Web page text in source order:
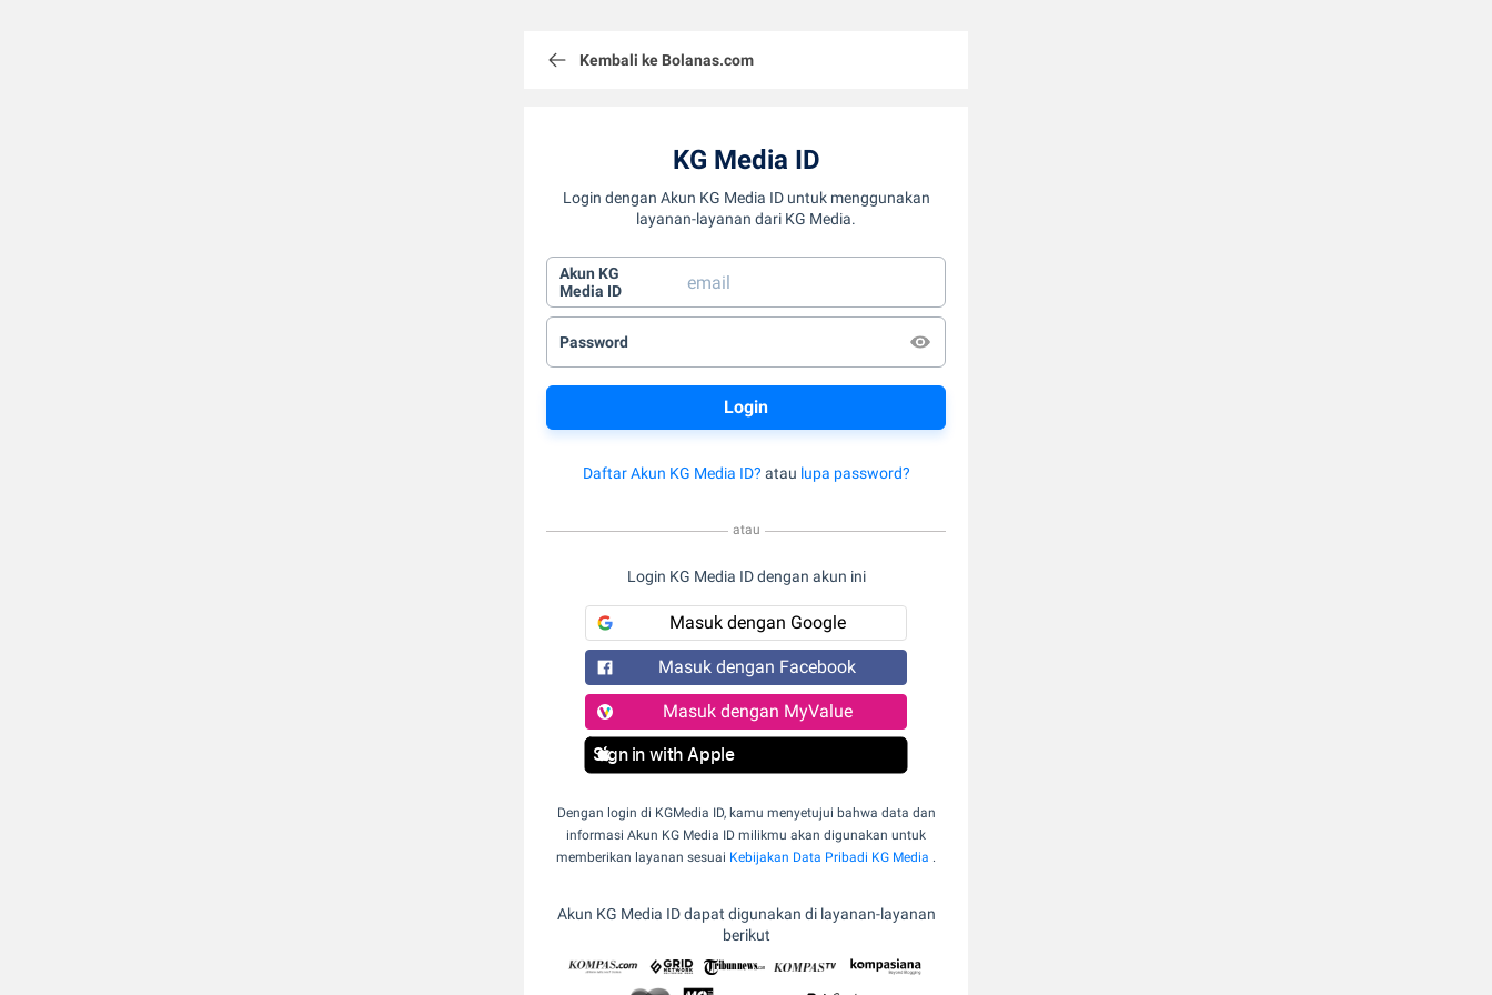
Kembali ke Bolanas.com
KG Media ID
Login dengan Akun KG Media ID untuk menggunakan
layanan-layanan dari KG Media.
Akun KG
Media ID
Password
Daftar Akun KG Media ID? atau lupa password?
atau
Login KG Media ID dengan akun ini
Masuk dengan Google
Masuk dengan Facebook
Masuk dengan MyValue
Sign in with Apple
Dengan login di KGMedia ID, kamu menyetujui bahwa data dan
informasi Akun KG Media ID milikmu akan digunakan untuk
memberikan layanan sesuai Kebijakan Data Pribadi KG Media .
Akun KG Media ID dapat digunakan di layanan-layanan
berikut